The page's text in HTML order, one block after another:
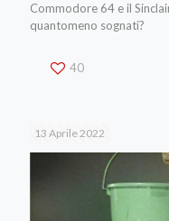
Commodore 64 e il
quantomeno sognati?
40
13 Aprile 2022